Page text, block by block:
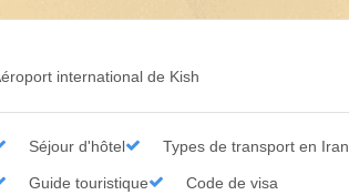
international de Kish
Séjour d'hôtel Types de transport en Iran
Guide touristique Code de visa